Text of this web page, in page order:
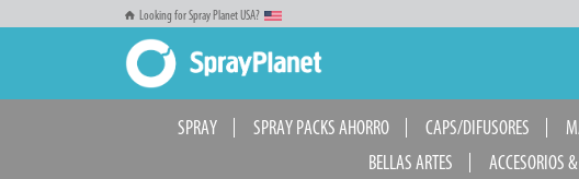
Looking for Spray Planet USA?
SPRAY SPRAY PACKS AHORRO CAPS/DIFUSORES
BELLAS ARTES
ACCESORIOS